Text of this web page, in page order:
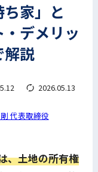
ち家」と
デメリッ
解説
2026.05.13
代表取締役
、土地の所有権